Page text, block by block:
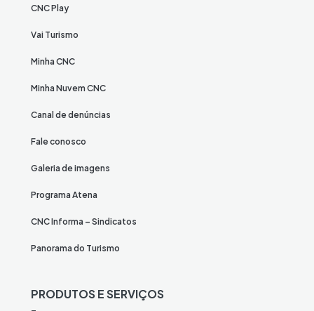
CNC Play
Vai Turismo
Minha CNC
Minha Nuvem CNC
Canal de denúncias
Fale conosco
Galeria de imagens
Programa Atena
CNC Informa – Sindicatos
Panorama do Turismo
PRODUTOS E SERVIÇOS